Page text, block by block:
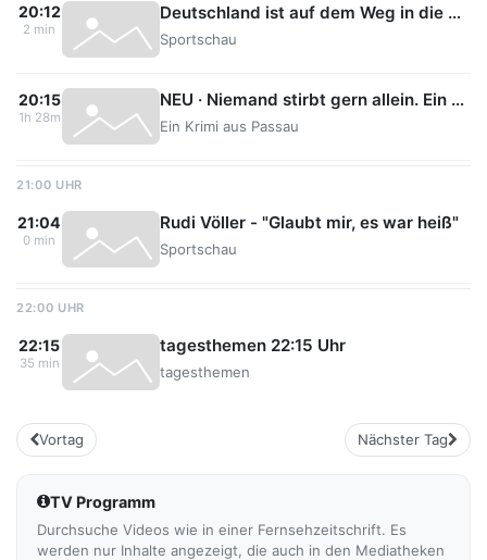
20:12
2 min
Deutschland ist auf dem Weg in die USA
Sportschau
20:15
1h 28m
NEU · Niemand stirbt gern allein. Ein Krimi aus Passau
Ein Krimi aus Passau
21:00 UHR
21:04
0 min
Rudi Völler - "Glaubt mir, es war heiß"
Sportschau
22:00 UHR
22:15
35 min
tagesthemen 22:15 Uhr
tagesthemen
Vortag Nächster Tag
TV Programm
Durchsuche Videos wie in einer Fernsehzeitschrift. Es
werden nur Inhalte angezeigt, die auch in den Mediatheken